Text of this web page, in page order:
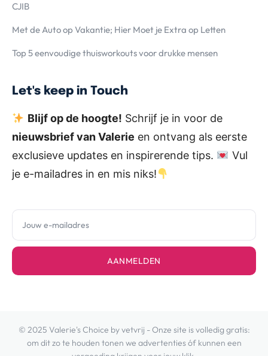
CJIB
Met de Auto op Vakantie; Hier Moet je Extra op Letten
Top 5 eenvoudige thuisworkouts voor drukke mensen
Let's keep in Touch
Blijf op de hoogte! Schrijf je in voor de
nieuwsbrief van Valerie en ontvang als eerste
exclusieve updates en inspirerende tips.
Vul
je e-mailadres in en mis niks!
AANMELDEN
© 2025 Valerie's Choice by vetvrij - Onze site is volledig gratis:
om dit zo te houden tonen we advertenties óf kunnen een